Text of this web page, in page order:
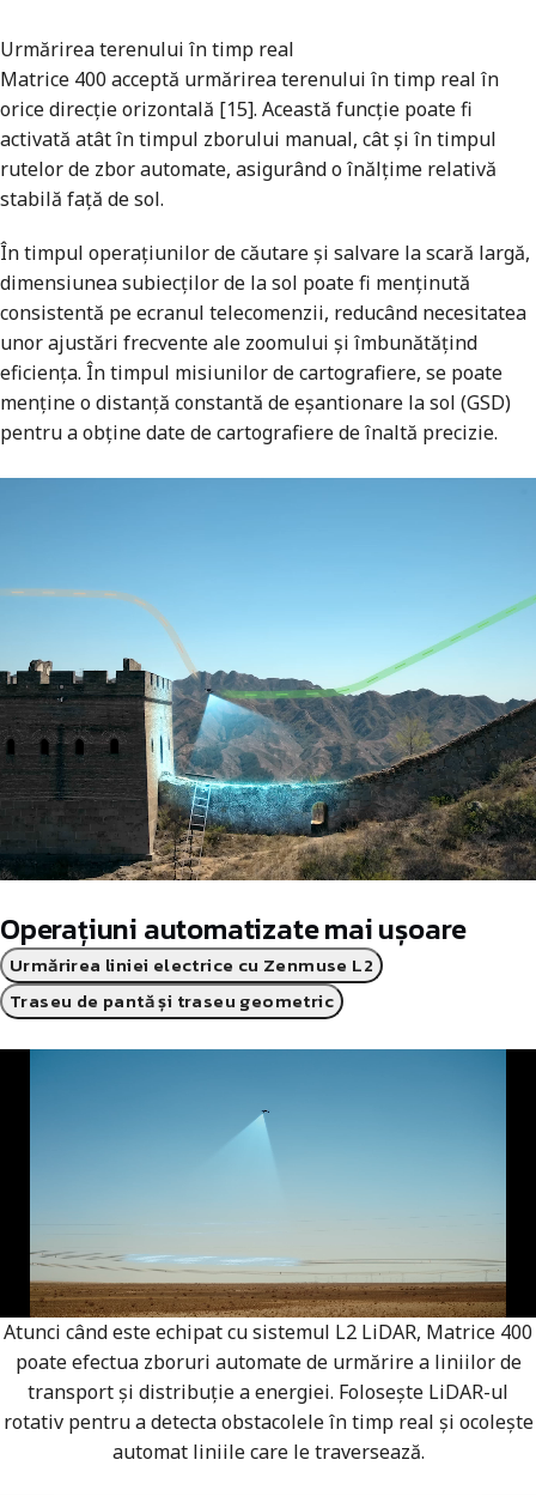
Urmărirea terenului în timp real
Matrice 400 acceptă urmărirea terenului în timp real în
orice direcție orizontală [15]. Această funcție poate fi
activată atât în ​​timpul zborului manual, cât și în timpul
rutelor de zbor automate, asigurând o înălțime relativă
stabilă față de sol.
În timpul operațiunilor de căutare și salvare la scară largă,
dimensiunea subiecților de la sol poate fi menținută
consistentă pe ecranul telecomenzii, reducând necesitatea
unor ajustări frecvente ale zoomului și îmbunătățind
eficiența. În timpul misiunilor de cartografiere, se poate
menține o distanță constantă de eșantionare la sol (GSD)
pentru a obține date de cartografiere de înaltă precizie.
Operațiuni automatizate mai ușoare
Urmărirea liniei electrice cu Zenmuse L2
Traseu de pantă și traseu geometric
Atunci când este echipat cu sistemul L2 LiDAR, Matrice 400
poate efectua zboruri automate de urmărire a liniilor de
transport și distribuție a energiei. Folosește LiDAR-ul
rotativ pentru a detecta obstacolele în timp real și ocolește
automat liniile care le traversează.